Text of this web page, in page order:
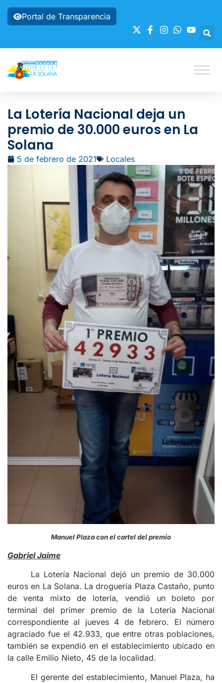
Portal de Transparencia
La Lotería Nacional deja un
premio de 30.000 euros en La
Solana
5 de febrero de 2021 Locales
Manuel Plaza con el cartel del premio
Gabriel Jaime
La Lotería Nacional dejó un premio de 30.000
euros en La Solana. La droguería Plaza Castaño, punto
de venta mixto de lotería, vendió un boleto por
terminal del primer premio de la Lotería Nacional
correspondiente al jueves 4 de febrero. El número
agraciado fue el 42.933, que entre otras poblaciones,
también se expendió en el establecimiento ubicado en
la calle Emilio Nieto, 45 de la localidad.
El gerente del establecimiento, Manuel Plaza, ha